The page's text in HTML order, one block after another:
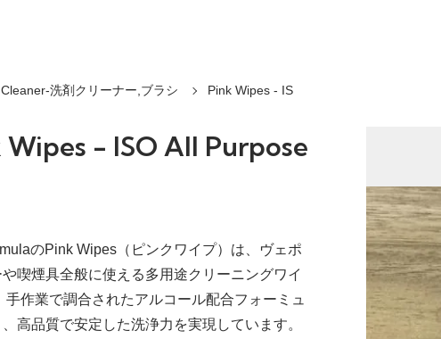
Cleaner-洗剤クリーナー,ブラシ Pink Wipes - IS
Wipes - ISO All Purpose
のPink Wipes（ピンクワイプ）は、ヴェポ
喫煙具全般に使える多用途クリーニングワイ
手作業で調合されたアルコール配合フォーミュ
高品質で安定した洗浄力を実現しています。